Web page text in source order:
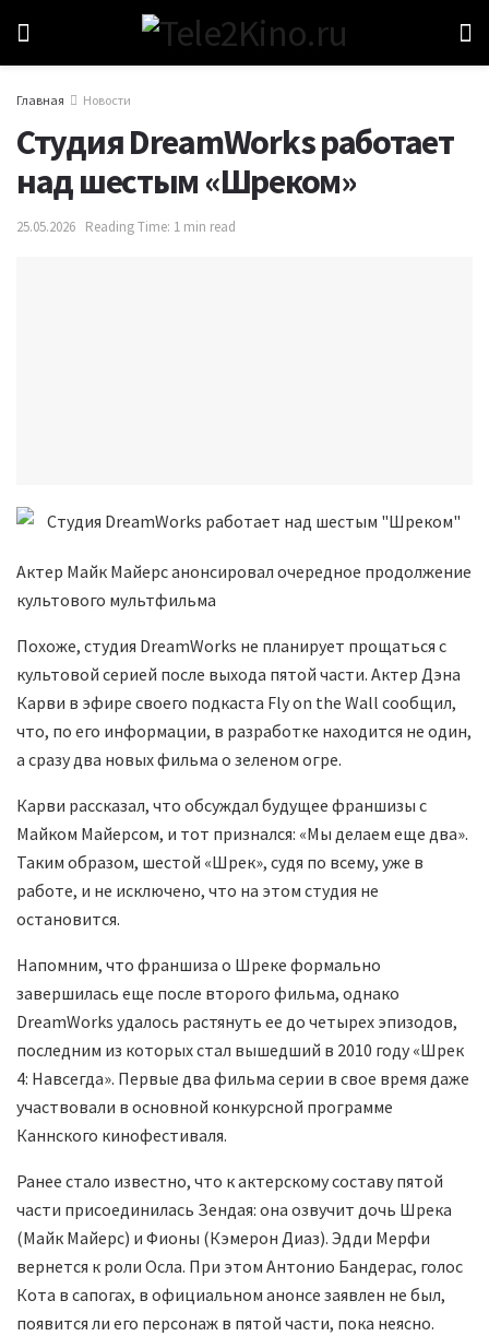
Главная Новости
Студия DreamWorks работает
над шестым «Шреком»
25.05.2026 Reading Time: 1 min read
Актер Майк Майерс анонсировал очередное продолжение
культового мультфильма
Похоже, студия DreamWorks не планирует прощаться с
культовой серией после выхода пятой части. Актер Дэна
Карви в эфире своего подкаста Fly on the Wall сообщил,
что, по его информации, в разработке находится не один,
а сразу два новых фильма о зеленом огре.
Карви рассказал, что обсуждал будущее франшизы с
Майком Майерсом, и тот признался: «Мы делаем еще два».
Таким образом, шестой «Шрек», судя по всему, уже в
работе, и не исключено, что на этом студия не
остановится.
Напомним, что франшиза о Шреке формально
завершилась еще после второго фильма, однако
DreamWorks удалось растянуть ее до четырех эпизодов,
последним из которых стал вышедший в 2010 году «Шрек
4: Навсегда». Первые два фильма серии в свое время даже
участвовали в основной конкурсной программе
Каннского кинофестиваля.
Ранее стало известно, что к актерскому составу пятой
части присоединилась Зендая: она озвучит дочь Шрека
(Майк Майерс) и Фионы (Кэмерон Диаз). Эдди Мерфи
вернется к роли Осла. При этом Антонио Бандерас, голос
Кота в сапогах, в официальном анонсе заявлен не был,
появится ли его персонаж в пятой части, пока неясно.